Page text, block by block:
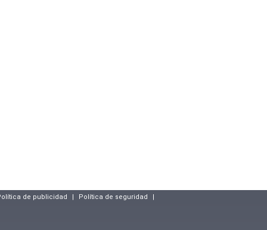
de publicidad | Política de seguridad |